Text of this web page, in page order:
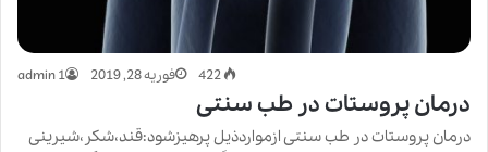
admin 1 فوریه 28, 2019
درمان پروستات در طب سنتی
درمان پروستات در طب سنتی ازمواردذیل پرهیزشود:قند،شکر،شیرینی